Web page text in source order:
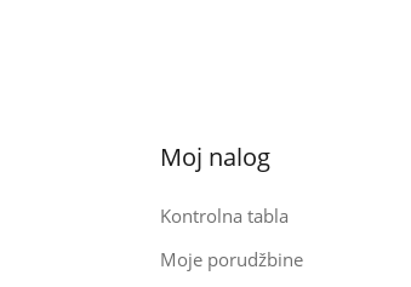
Moj nalog
Kontrolna tabla
Moje porudžbine